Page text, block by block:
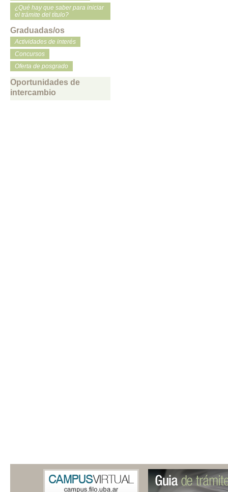
¿Qué hay que saber para iniciar
el trámite del título?
Graduadas/os
Actividades de interés
Concursos
Oferta de posgrado
Oportunidades de
intercambio